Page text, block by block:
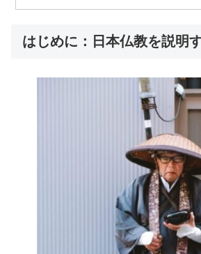
はじめに：日本仏教を説明